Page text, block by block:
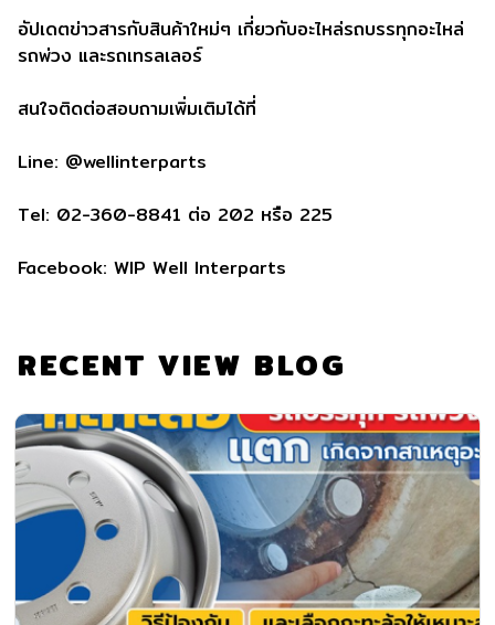
อัปเดตข่าวสารกับสินค้าใหม่ๆ เกี่ยวกับอะไหล่รถบรรทุกอะไหล่
รถพ่วง และรถเทรลเลอร์
สนใจติดต่อสอบถามเพิ่มเติมได้ที่
Line: @wellinterparts
Tel: 02-360-8841 ต่อ 202 หรือ 225
Facebook: WIP Well Interparts
RECENT VIEW BLOG